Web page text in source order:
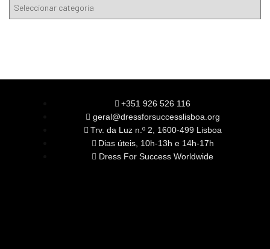
+351 926 526 116
geral@dressforsuccesslisboa.org
Trv. da Luz n.º 2, 1600-499 Lisboa
Dias úteis, 10h-13h e 14h-17h
Dress For Success Worldwide